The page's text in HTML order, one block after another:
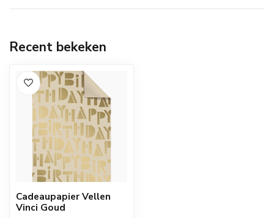
Recent bekeken
Cadeaupapier Vellen
Vinci Goud